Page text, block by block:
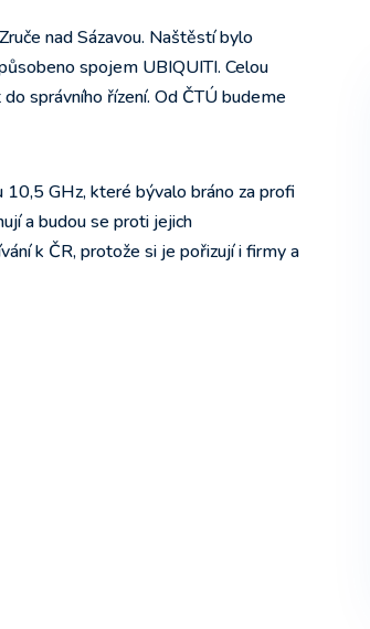
nad Sázavou. Naštěstí bylo
spojem UBIQUITI. Celou
správního řízení. Od ČTÚ budeme
GHz, které bývalo bráno za profi
a budou se proti jejich
k ČR, protože si je pořizují i firmy a